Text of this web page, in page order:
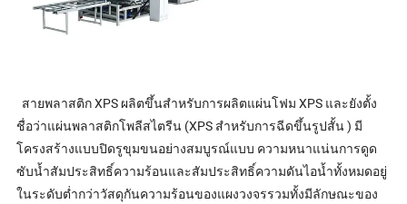
สายพลาสติก XPS ผลิตขึ้นสำหรับการผลิตแผ่นโฟม XPS และยังตั้ง
ชื่อว่าแผ่นพลาสติกโพลีสไตรีน (XPS สำหรับการฉีดขึ้นรูปสั้น ) มี
โครงสร้างแบบปิดรูขุมขนอย่างสมบูรณ์แบบ ความหนาแน่นการดูด
ซับน้ำสัมประสิทธิ์ความร้อนและสัมประสิทธิ์ความดันไอน้ำทั้งหมดอยู่
ในระดับต่ำกว่าวัสดุกันความร้อนของแผงวงจรรวมทั้งมีลักษณะของ